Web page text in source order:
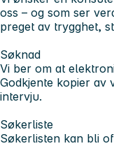
oss – og som ser
preget av trygghet,
Søknad
Vi ber om at
Godkjente kopier av
intervju.
Søkerliste
Søkerlisten kan bli